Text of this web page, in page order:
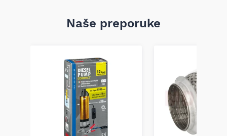
Naše preporuke